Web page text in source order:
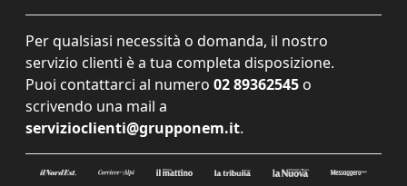
Per qualsiasi necessità o domanda, il nostro
servizio clienti è a tua completa disposizione.
Puoi contattarci al numero 02 89362545 o
scrivendo una mail a
servizioclienti@grupponem.it.